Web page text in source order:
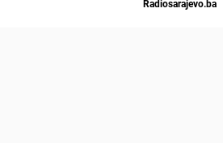
Radiosarajevo.ba